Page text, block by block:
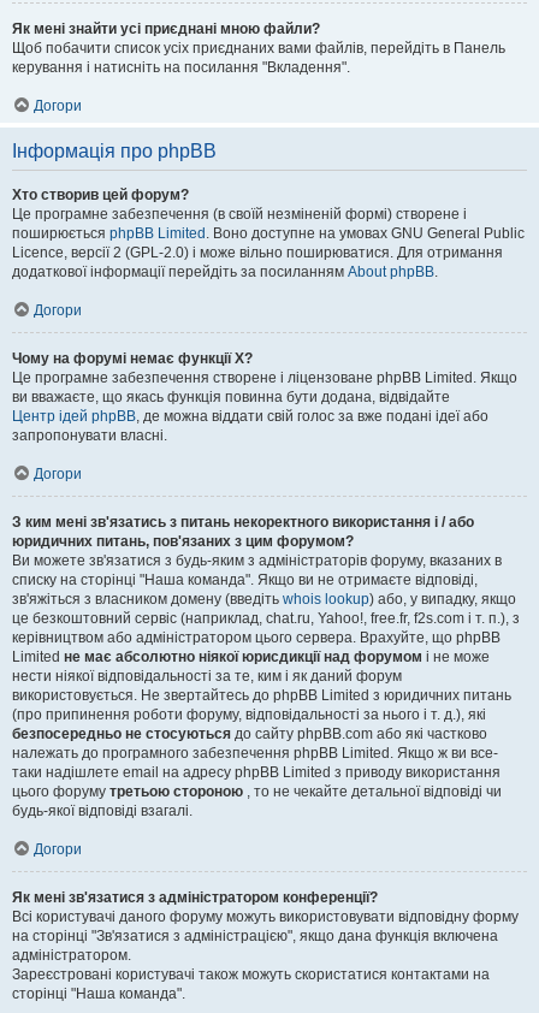
Як мені знайти усі приєднані мною файли?
Щоб побачити список усіх приєднаних вами файлів, перейдіть в Панель
керування і натисніть на посилання "Вкладення".
Догори
Інформація про phpBB
Хто створив цей форум?
Це програмне забезпечення (в своїй незміненій формі) створене і
поширюється phpBB Limited . Воно доступне на умовах GNU General Public
Licence, версії 2 (GPL-2.0) і може вільно поширюватися. Для отримання
додаткової інформації перейдіть за посиланням About phpBB.
Догори
Чому на форумі немає функції X?
Це програмне забезпечення створене і ліцензоване phpBB Limited. Якщо
ви вважаєте, що якась функція повинна бути додана, відвідайте
Центр ідей phpBB, де можна віддати свій голос за вже подані ідеї або
запропонувати власні.
Догори
З ким мені зв'язатись з питань некоректного використання і / або
юридичних питань, пов'язаних з цим форумом?
Ви можете зв'язатися з будь-яким з адміністраторів форуму, вказаних в
списку на сторінці "Наша команда". Якщо ви не отримаєте відповіді,
зв'яжіться з власником домену (введіть whois lookup) або, у випадку, якщо
це безкоштовний сервіс (наприклад, chat.ru, Yahoo!, free.fr, f2s.com і т. п.), з
керівництвом або адміністратором цього сервера. Врахуйте, що phpBB
Limited не має абсолютно ніякої юрисдикції над форумом і не може
нести ніякої відповідальності за те, ким і як даний форум
використовується. Не звертайтесь до phpBB Limited з юридичних питань
(про припинення роботи форуму, відповідальності за нього і т. д.), які
безпосередньо не стосуються до сайту phpBB.com або які частково
належать до програмного забезпечення phpBB Limited. Якщо ж ви все-
таки надішлете email на адресу phpBB Limited з приводу використання
цього форуму третьою стороною , то не чекайте детальної відповіді чи
будь-якої відповіді взагалі.
Догори
Як мені зв'язатися з адміністратором конференції?
Всі користувачі даного форуму можуть використовувати відповідну форму
на сторінці "Зв'язатися з адміністрацією", якщо дана функція включена
адміністратором.
Зареєстровані користувачі також можуть скористатися контактами на
сторінці "Наша команда".